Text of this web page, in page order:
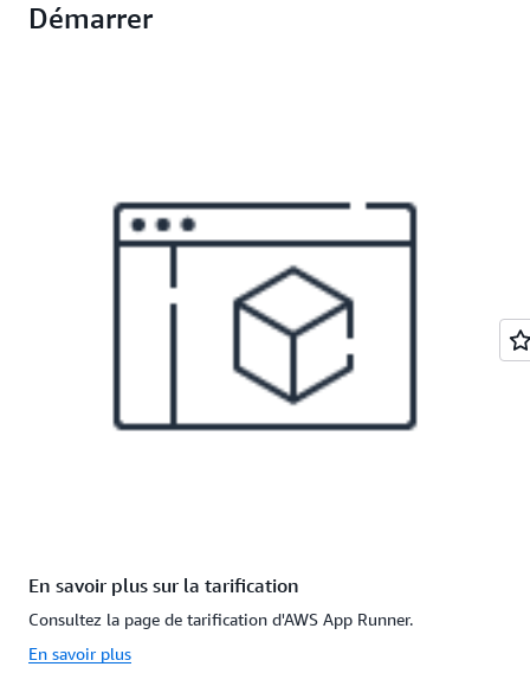
Démarrer
En savoir plus sur la tarification
Consultez la page de tarification d'AWS App Runner.
En savoir plus